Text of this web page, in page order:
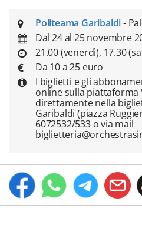
Politeama Garibaldi-
Dal 24 al 25 novembre
21.00 (venerdì), 17.30
Da 10 a 25 euro
I biglietti e gli
online sulla piattaforma
direttamente nella
Garibaldi (piazza
6072532/533 o via mail